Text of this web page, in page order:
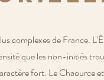
complexes de France.
que les non-initiés
fort. Le Chaource